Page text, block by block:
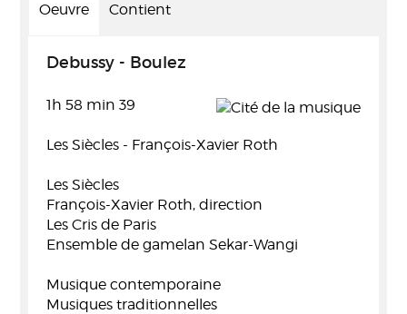
Oeuvre Contient
Debussy - Boulez
1h 58 min 39
Les Siècles - François-Xavier Roth
Les Siècles
François-Xavier Roth, direction
Les Cris de Paris
Ensemble de gamelan Sekar-Wangi
Musique contemporaine
Musiques traditionnelles